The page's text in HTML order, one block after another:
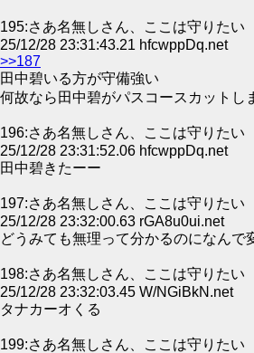
195:さあ名無しさん、ここは守りたい
25/12/28 23:31:43.21 hfcwppDq.net
>>187
田中碧いる方が守備強い
何故なら田中碧がパスコースカットし
196:さあ名無しさん、ここは守りたい
25/12/28 23:31:52.06 hfcwppDq.net
田中碧きたーー
197:さあ名無しさん、ここは守りたい
25/12/28 23:32:00.63 rGA8u0ui.net
どうみても無理って分かるのになんで
198:さあ名無しさん、ここは守りたい
25/12/28 23:32:03.45 W/NGiBkN.net
タナカーオくる
199:さあ名無しさん、ここは守りたい